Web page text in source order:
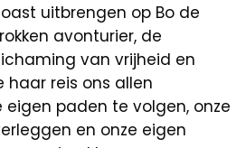
uitbrengen op Bo de
avonturier, de
van vrijheid en
haar reis ons allen
eigen paden te volgen, onze
en onze eigen